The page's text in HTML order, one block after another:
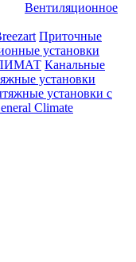
Вентиляционное
Приточные
установки
Канальные
установки
установки с
Climate